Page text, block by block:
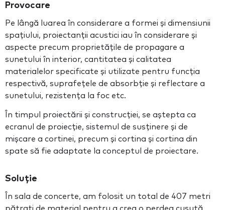
Provocare
Pe lângă luarea în considerare a formei și dimensiunii
spațiului, proiectanții acustici iau în considerare și
aspecte precum proprietățile de propagare a
sunetului în interior, cantitatea și calitatea
materialelor specificate și utilizate pentru funcția
respectivă, suprafețele de absorbție și reflectare a
sunetului, rezistența la foc etc.
În timpul proiectării și construcției, se aștepta ca
ecranul de proiecție, sistemul de susținere și de
mișcare a cortinei, precum și cortina și cortina din
spate să fie adaptate la conceptul de proiectare.
Soluție
În sala de concerte, am folosit un total de 407 metri
pătrați de material pentru a crea o perdea cusută